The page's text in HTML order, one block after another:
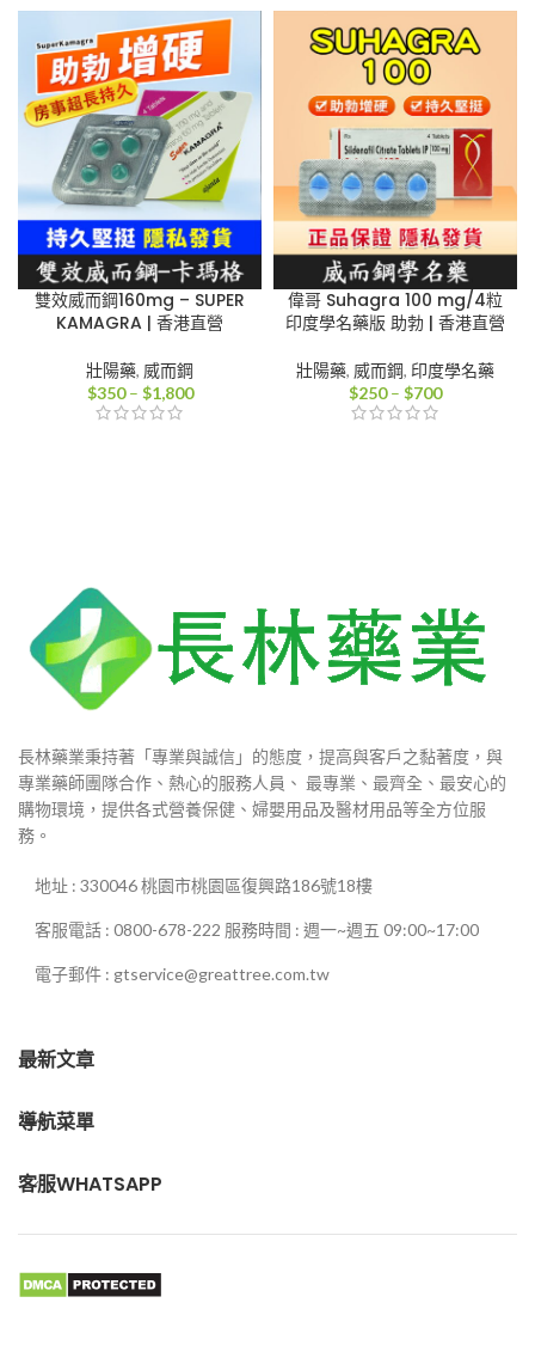
圍：
$400
到
$1,750
圍：
$1,100
$4,000
雙效威而鋼160mg – SUPER
KAMAGRA | 香港直營
壯陽藥, 威而鋼
$350 – $1,800價
偉哥 Suhagra 100 mg/4粒
印度學名藥版 助勃 | 香港直營
壯陽藥, 威而鋼, 印度學名藥
$250 – $700價
長林藥業秉持著「專業與誠信」的態度，提高與客戶之黏著度，與
專業藥師團隊合作、熱心的服務人員、 最專業、最齊全、最安心的
購物環境，提供各式營養保健、婦嬰用品及醫材用品等全方位服
務。
地址 : 330046 桃園市桃園區復興路186號18樓
客服電話 : 0800-678-222 服務時間 : 週一~週五 09:00~17:00
電子郵件 : gtservice@greattree.com.tw
最新文章
導航菜單
客服WHATSAPP